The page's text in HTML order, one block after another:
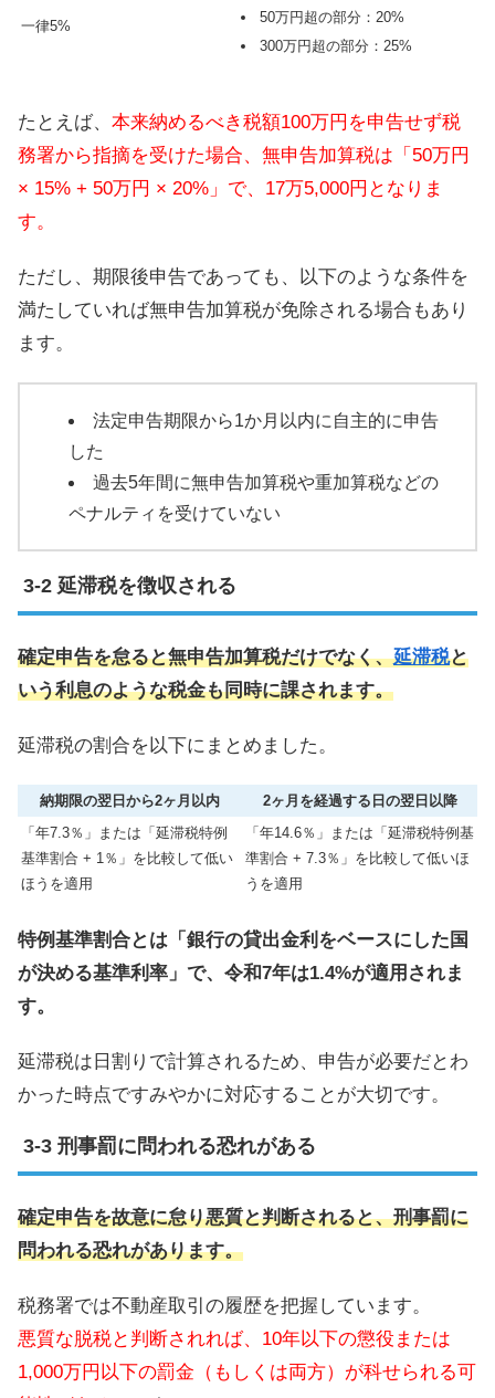
一律5%
50万円超の部分：20%
300万円超の部分：25%
たとえば、 本来納めるべき税額100万円を申告せず税
務署から指摘を受けた場合、無申告加算税は「50万円
× 15% + 50万円 × 20%」で、17万5,000円となりま
す。
ただし、期限後申告であっても、以下のような条件を
満たしていれば無申告加算税が免除される場合もあり
ます。
法定申告期限から1か月以内に自主的に申告
した
過去5年間に無申告加算税や重加算税などの
ペナルティを受けていない
延滞税を徴収される
確定申告を怠ると無申告加算税だけでなく、延滞税と
いう利息のような税金も同時に課されます。
延滞税の割合を以下にまとめました。
納期限の翌日から2ヶ月以内
2ヶ月を経過する日の翌日以降
「年7.3％」または「延滞税特例
基準割合 + 1％」を比較して低い
ほうを適用
「年14.6％」または「延滞税特例基
準割合 + 7.3％」を比較して低いほ
うを適用
特例基準割合とは「銀行の貸出金利をベースにした国
が決める基準利率」で、令和7年は1.4%が適用されま
す。
延滞税は日割りで計算されるため、申告が必要だとわ
かった時点ですみやかに対応することが大切です。
刑事罰に問われる恐れがある
確定申告を故意に怠り悪質と判断されると、刑事罰に
問われる恐れがあります。
税務署では不動産取引の履歴を把握しています。
悪質な脱税と判断されれば、10年以下の懲役または
1,000万円以下の罰金（もしくは両方）が科せられる可